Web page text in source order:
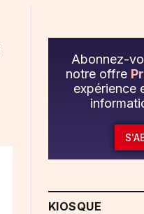
Abonnez-
notre offre
expérience
KIOSQUE